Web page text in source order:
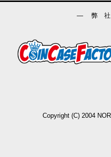
― 弊
Copyright (C) 2004